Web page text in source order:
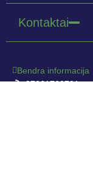
Kontaktai
Bendra informacija
+37061760791